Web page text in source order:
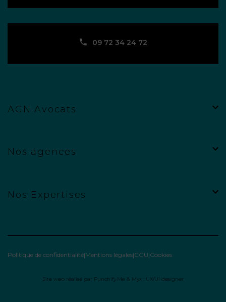
09 72 34 24 72
AGN Avocats
Nos agences
Nos Expertises
Politique de confidentialité Mentions légales CGU Cookies
Site web réalisé par Punchify.Me & Myx : UX/UI designer